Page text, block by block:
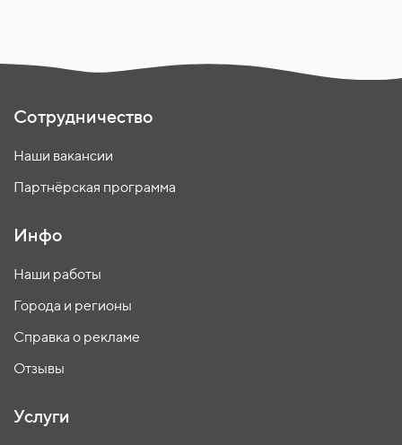
Сотрудничество
Наши вакансии
Партнёрская программа
Инфо
Наши работы
Города и регионы
Справка о рекламе
Отзывы
Услуги